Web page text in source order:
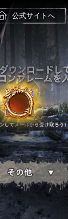
公式サイトへ